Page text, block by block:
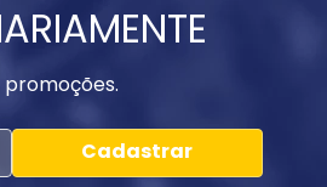
Cadastrar